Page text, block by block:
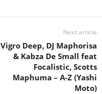
Next article
Vigro Deep, DJ Maphorisa
& Kabza De Small feat
Focalistic, Scotts
Maphuma – A-Z (Yashi
Moto)